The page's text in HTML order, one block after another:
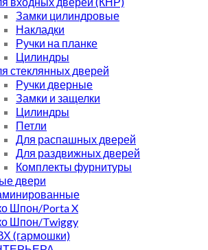
Замки цилиндровые
Накладки
Ручки на планке
Цилиндры
стеклянных дверей
Ручки дверные
Замки и защелки
Цилиндры
Петли
Для распашных дверей
Для раздвижных дверей
Комплекты фурнитуры
двери
Шпон/Porta X
Шпон/Twiggy
(гармошки)